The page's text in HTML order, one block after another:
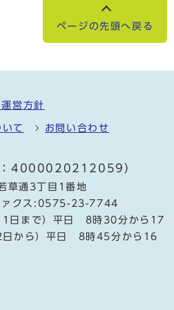
ページの先頭へ戻る
営方針
て お問い合わせ
：4000020212059）
草通3丁目1番地
ァクス:0575-23-7744
1日まで）平日 8時30分から17
日から）平日 8時45分から16